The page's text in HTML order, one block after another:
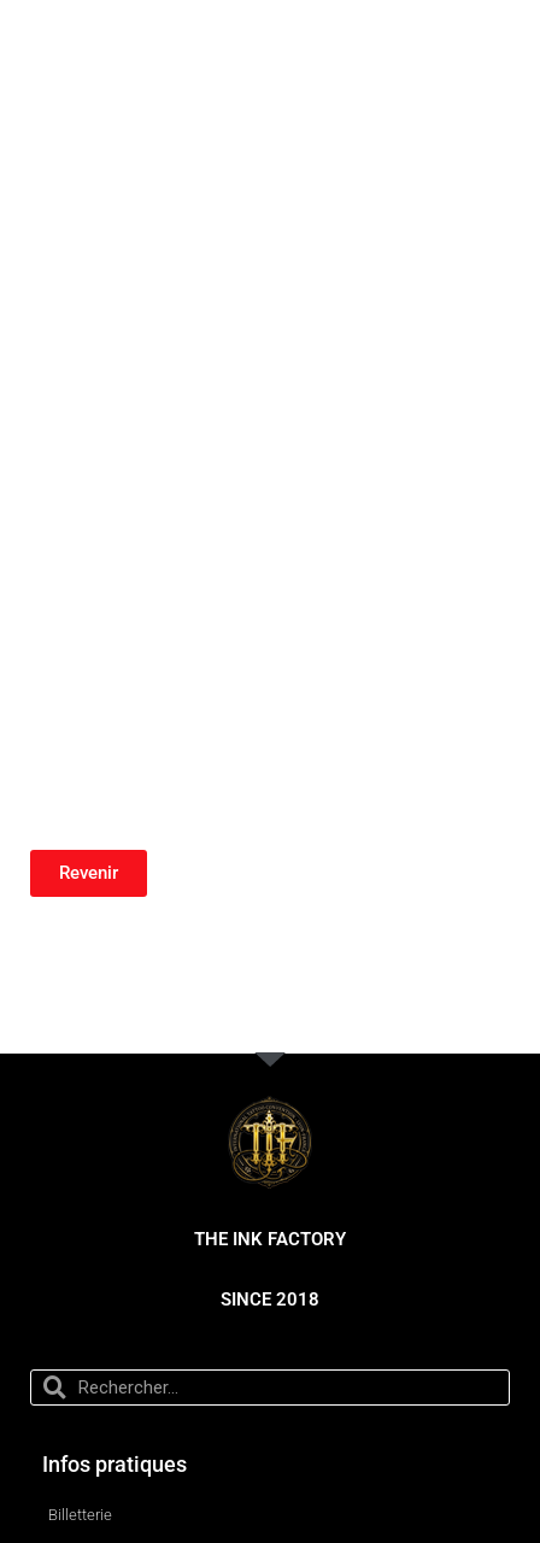
Revenir
THE INK FACTORY
SINCE 2018
Infos pratiques
Billetterie